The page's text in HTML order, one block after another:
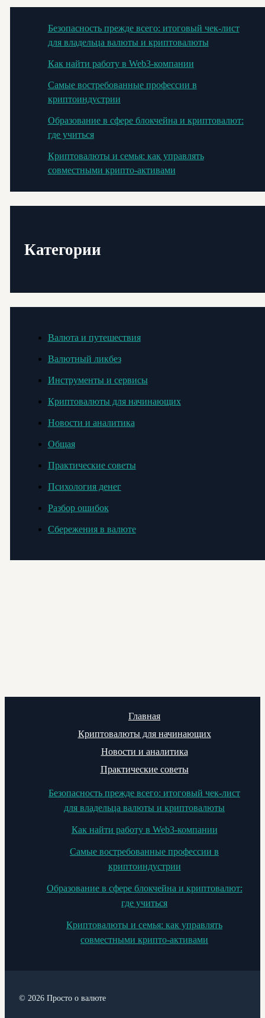
Безопасность прежде всего: итоговый чек-лист
для владельца валюты и криптовалюты
Как найти работу в Web3-компании
Самые востребованные профессии в
криптоиндустрии
Образование в сфере блокчейна и криптовалют:
где учиться
Криптовалюты и семья: как управлять
совместными крипто-активами
Категории
Валюта и путешествия
Валютный ликбез
Инструменты и сервисы
Криптовалюты для начинающих
Новости и аналитика
Общая
Практические советы
Психология денег
Разбор ошибок
Сбережения в валюте
Главная
Криптовалюты для начинающих
Новости и аналитика
Практические советы
Безопасность прежде всего: итоговый чек-лист
для владельца валюты и криптовалюты
Как найти работу в Web3-компании
Самые востребованные профессии в
криптоиндустрии
Образование в сфере блокчейна и криптовалют:
где учиться
Криптовалюты и семья: как управлять
совместными крипто-активами
© 2026 Просто о валюте